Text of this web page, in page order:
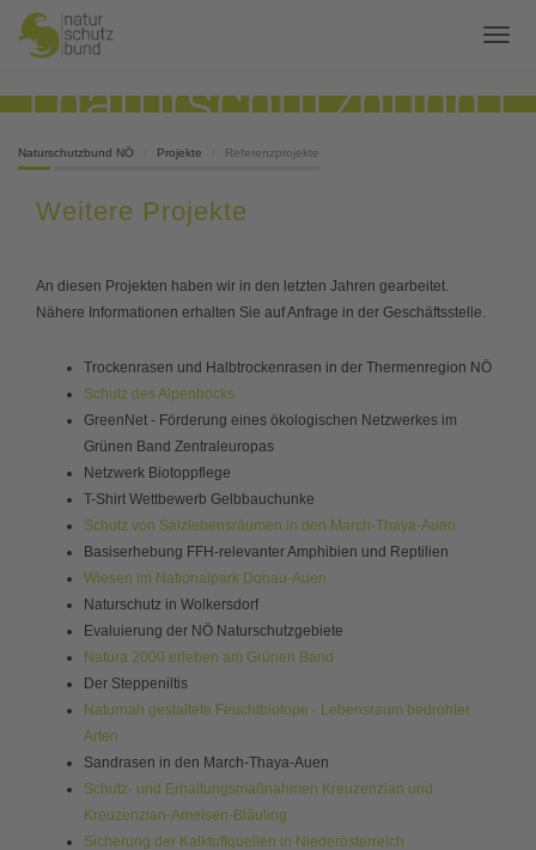
Naturschutzbund NÖ Projekte Referenzprojekte
Weitere Projekte
An diesen Projekten haben wir in den letzten Jahren gearbeitet.
Nähere Informationen erhalten Sie auf Anfrage in der Geschäftsstelle.
Trockenrasen und Halbtrockenrasen in der Thermenregion NÖ
Schutz des Alpenbocks
GreenNet - Förderung eines ökologischen Netzwerkes im
Grünen Band Zentraleuropas
Netzwerk Biotoppflege
T-Shirt Wettbewerb Gelbbauchunke
Schutz von Salzlebensräumen in den March-Thaya-Auen
Basiserhebung FFH-relevanter Amphibien und Reptilien
Wiesen im Nationalpark Donau-Auen
Naturschutz in Wolkersdorf
Evaluierung der NÖ Naturschutzgebiete
Natura 2000 erleben am Grünen Band
Der Steppeniltis
Naturnah gestaltete Feuchtbiotope - Lebensraum bedrohter
Arten
Sandrasen in den March-Thaya-Auen
Schutz- und Erhaltungsmaßnahmen Kreuzenzian und
Kreuzenzian-Ameisen-Bläuling
Sicherung der Kalktuffquellen in Niederösterreich